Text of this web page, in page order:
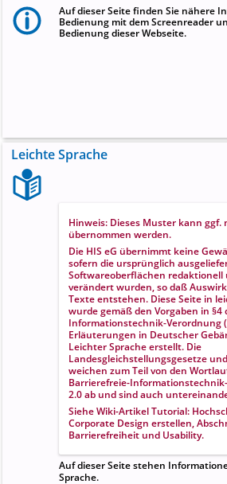
Auf dieser Seite finden Sie nähere
Bedienung mit dem Screenreader
Bedienung dieser Webseite.
Leichte Sprache
Hinweis: Dieses Muster kann
übernommen werden.
Die HIS eG übernimmt keine
sofern die ursprünglich
Softwareoberflächen redaktionell
verändert wurden, so daß
Texte entstehen. Diese Seite in
wurde gemäß den Vorgaben in §4
Informationstechnik-Verordnung
Erläuterungen in Deutscher
Leichter Spracheerstellt. Die
Landesgleichstellungsgesetze
weichen zum Teil von den
Barrierefreie-
2.0 ab und sind auch
Siehe Wiki-ArtikelTutorial:
Corporate Design erstellen,
Barrierefreiheit und Usability.
Auf dieser Seite stehen
Sprache.